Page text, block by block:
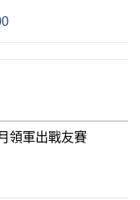
領軍出戰友賽